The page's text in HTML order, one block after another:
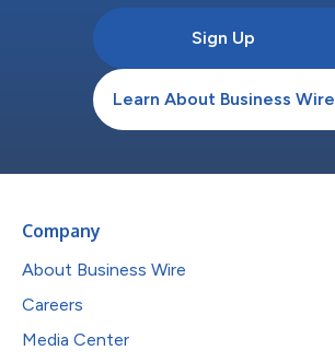
Sign Up
Learn About Business Wire
Company
About Business Wire
Careers
Media Center